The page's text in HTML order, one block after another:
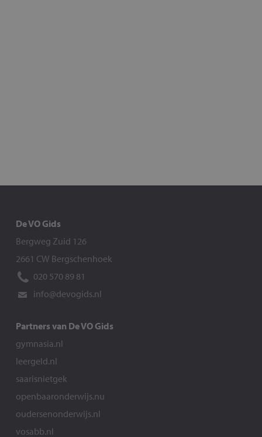
De VO Gids
Bergweg Zuid 126
2661 CW Bergschenhoek
020 570 89 81
info@devogids.nl
Partners van De VO Gids
gymnasia.nl
leergeld.nl
saarisnietgek
openbaaronderwijs.nu
oudersenonderwijs.nl
vosabb.nl